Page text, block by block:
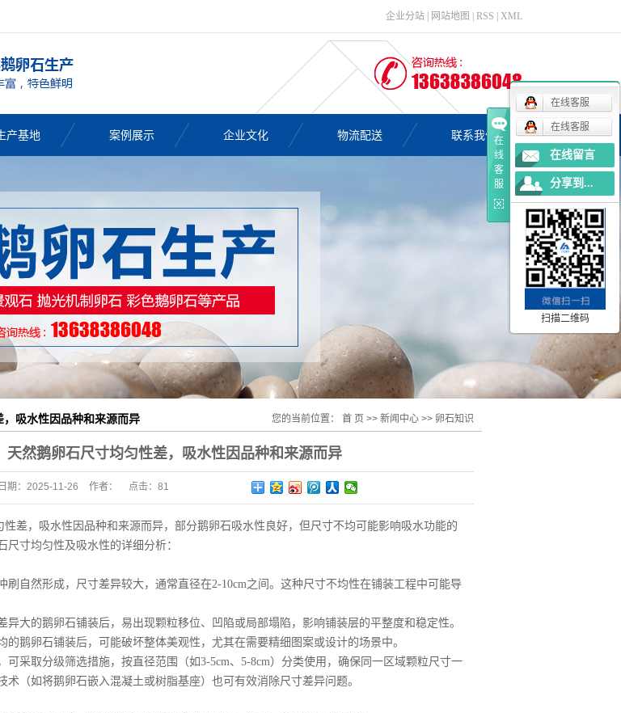
企业分站 网站地图 RSS XML
产基地 案例展示 企业文化 物流配送 联系我们
吸水性因品种和来源而异 您的当前位置： 首 页 >> 新闻中心 >> 卵石知识
天然鹅卵石尺寸均匀性差，吸水性因品种和来源而异
期： 2025-11-26 作者： 点击： 81
性差，吸水性因品种和来源而异，部分鹅卵石吸水性良好，但尺寸不均可能影响吸水功能的
尺寸均匀性及吸水性的详细分析：
自然形成，尺寸差异较大，通常直径在2-10cm之间。这种尺寸不均性在铺装工程中可能导
大的鹅卵石铺装后，易出现颗粒移位、凹陷或局部塌陷，影响铺装层的平整度和稳定性。
鹅卵石铺装后，可能破坏整体美观性，尤其在需要精细图案或设计的场景中。
采取分级筛选措施，按直径范围（如3-5cm、5-8cm）分类使用，确保同一区域颗粒尺寸一
术（如将鹅卵石嵌入混凝土或树脂基座）也可有效消除尺寸差异问题。
在
线
客
服
在线客服
在线客服
在线留言
分享到...
扫描二维码